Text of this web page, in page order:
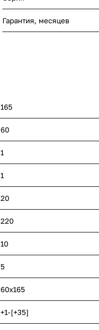
Гарантия, месяцев
165
60
1
1
20
220
10
5
60x165
+1-[+35]